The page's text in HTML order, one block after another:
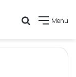
Menu
Caută